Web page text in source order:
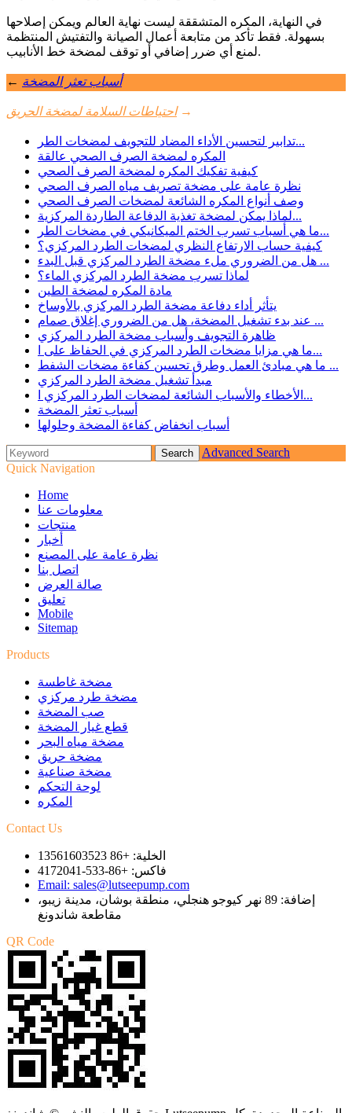
في النهاية، المكره المتشققة ليست نهاية العالم ويمكن إصلاحها
بسهولة. فقط تأكد من متابعة أعمال الصيانة والتفتيش المنتظمة
لمنع أي ضرر إضافي أو توقف لمضخة خط الأنابيب.
← أسباب تعثر المضخة
احتياطات السلامة لمضخة الحريق →
تدابير لتحسين الأداء المضاد للتجويف لمضخات الطر...
المكره لمضخة الصرف الصحي عالقة
كيفية تفكيك المكره لمضخة الصرف الصحي
نظرة عامة على مضخة تصريف مياه الصرف الصحي
وصف أنواع المكره الشائعة لمضخات الصرف الصحي
لماذا يمكن لمضخة تغذية الدفاعة الطاردة المركزية...
ما هي أسباب تسرب الختم الميكانيكي في مضخات الطر...
كيفية حساب الارتفاع النظري لمضخات الطرد المركزي؟
هل من الضروري ملء مضخة الطرد المركزي قبل البدء ...
لماذا تسرب مضخة الطرد المركزي الماء؟
مادة المكره لمضخة الطين
يتأثر أداء دفاعة مضخة الطرد المركزي بالأوساخ
عند بدء تشغيل المضخة، هل من الضروري إغلاق صمام ...
ظاهرة التجويف وأسباب مضخة الطرد المركزي
ما هي مزايا مضخات الطرد المركزي في الحفاظ على ا...
ما هي مبادئ العمل وطرق تحسين كفاءة مضخات الشفط ...
مبدأ تشغيل مضخة الطرد المركزي
الأخطاء والأسباب الشائعة لمضخات الطرد المركزي ا...
أسباب تعثر المضخة
أسباب انخفاض كفاءة المضخة وحلولها
Advanced Search
Quick Navigation
Home
معلومات عنا
منتجات
أخبار
نظرة عامة على المصنع
اتصل بنا
صالة العرض
تعليق
Mobile
Sitemap
Products
مضخة غاطسة
مضخة طرد مركزي
صب المضخة
قطع غيار المضخة
مضخة مياه البحر
مضخة حريق
مضخة صناعية
لوحة التحكم
المكره
Contact Us
الخلية: +86 13561603523
فاكس: +86-533-4172041
Email: sales@lutseepump.com
إضافة: 89 نهر كيوجو هنجلي، منطقة بوشان، مدينة زيبو،
مقاطعة شاندونغ
QR Code